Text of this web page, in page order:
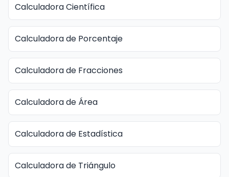
Calculadora Científica
Calculadora de Porcentaje
Calculadora de Fracciones
Calculadora de Área
Calculadora de Estadística
Calculadora de Triángulo